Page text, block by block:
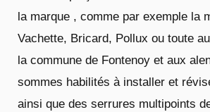
la marque , comme par exemple la
Vachette, Bricard, Pollux ou toute
la commune de Fontenoy et aux
sommes habilités à installer et
ainsi que des serrures multipoints